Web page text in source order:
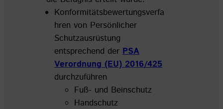
Konformitätsbewertungsverfa
hren von Persönlicher
Schutzausrüstung
entsprechend derPSA
Verordnung (EU) 2016/425
durchzuführen
Fuß- und Beinschutz
Handschutz